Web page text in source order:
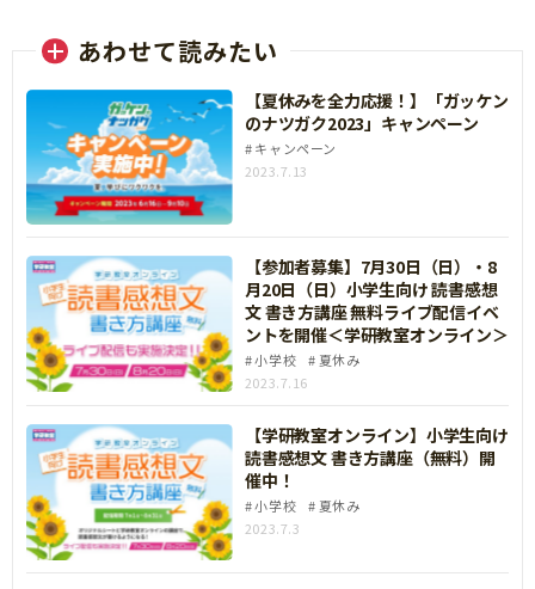
あわせて読みたい
【夏休みを全力応援！】「ガッケン
のナツガク2023」キャンペーン
キャンペーン
2023.7.13
【参加者募集】7月30日（日）・8
月20日（日）小学生向け 読書感想
文 書き方講座 無料ライブ配信イベ
ントを開催＜学研教室オンライン＞
小学校
夏休み
2023.7.16
【学研教室オンライン】小学生向け
読書感想文 書き方講座（無料）開
催中！
小学校
夏休み
2023.7.3